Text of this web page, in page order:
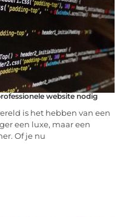
website nodig
is het hebben van een
een luxe, maar een
Of je nu